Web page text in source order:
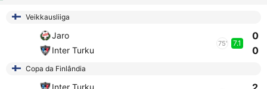
Veikkausliiga
Jaro
Inter Turku
75' 7.1
0
0
Copa da Finlândia
Inter Turku